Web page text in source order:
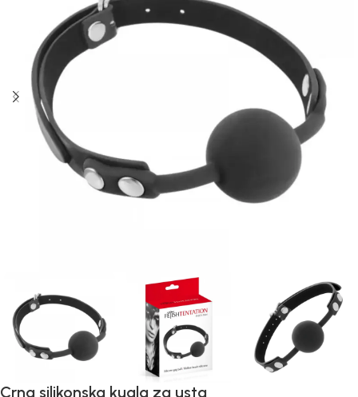
Crna silikonska kugla za usta